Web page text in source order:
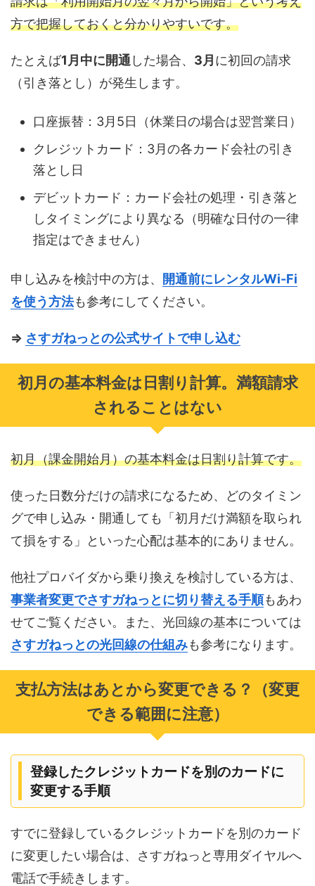
方で把握しておくと分かりやすいです。
たとえば1月中に開通 した場合、 3月 に初回の請求
（引き落とし）が発生します。
口座振替：3月5日（休業日の場合は翌営業日）
クレジットカード：3月の各カード会社の引き
落とし日
デビットカード：カード会社の処理・引き落と
しタイミングにより異なる（明確な日付の一律
指定はできません）
申し込みを検討中の方は、
開通前にレンタルWi-Fi
を使う方法も参考にしてください。
⇒ さすガねっとの公式サイトで申し込む
初月の基本料金は日割り計算。満額請求
されることはない
初月（課金開始月）の基本料金は日割り計算です。
使った日数分だけの請求になるため、どのタイミン
グで申し込み・開通しても「初月だけ満額を取られ
て損をする」といった心配は基本的にありません。
他社プロバイダから乗り換えを検討している方は、
事業者変更でさすガねっとに切り替える手順もあわ
せてご覧ください。また、光回線の基本については
さすガねっとの光回線の仕組みも参考になります。
支払方法はあとから変更できる？（変更
できる範囲に注意）
登録したクレジットカードを別のカードに
変更する手順
すでに登録しているクレジットカードを別のカード
に変更したい場合は、さすガねっと専用ダイヤルへ
電話で手続きします。